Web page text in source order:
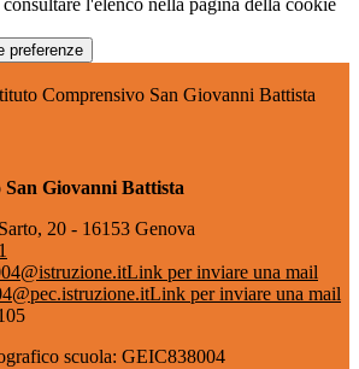
l'elenco nella pagina della cookie
preferenze
Comprensivo San Giovanni Battista
Giovanni Battista
20 - 16153 Genova
Link per inviare una mail
Link per inviare una mail
scuola: GEIC838004